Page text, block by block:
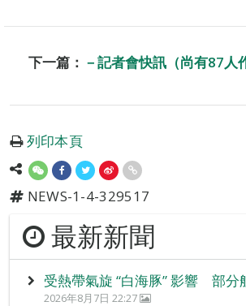
下一篇： －記者會快訊（尚有87人
列印本頁
NEWS-1-4-329517
最新新聞
受熱帶氣旋 “白海豚” 影響 部分
2026年8月7日 22:27